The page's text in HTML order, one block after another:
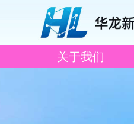
关于我们